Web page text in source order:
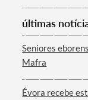
últimas
Seniores
Mafra
Évora recebe